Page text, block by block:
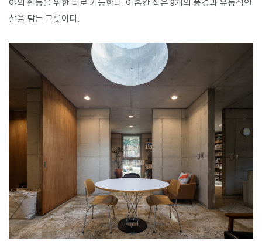
야외 활동을 위한 터로 기능한다. 아홉칸 집은 9개의 풍경과 유동적인
삶을 담는 그릇이다.